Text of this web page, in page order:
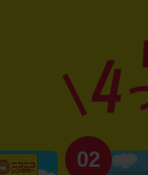
02